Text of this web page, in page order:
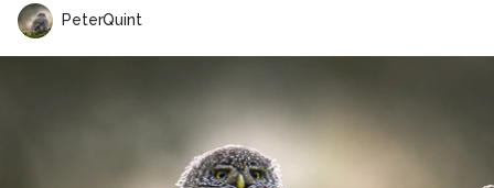
PeterQuint